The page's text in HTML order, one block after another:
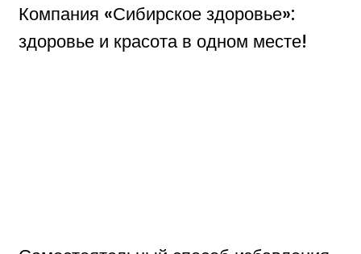
Компания «Сибирское здоровье»:
здоровье и красота в одном месте!